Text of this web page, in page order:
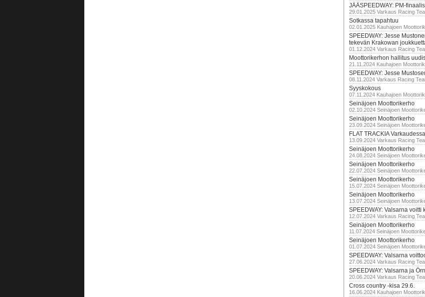
JÄÄSPEEDWAY: PM-
29.01.2025 Varkaus Racing
Sotkassa tapahtuu
02.01.2025 Kauhajoen
SPEEDWAY: Jesse
tekevän Krakowan
01.12.2024 Varkaus Racing
Moottorikerhon hallitus
21.11.2024 Kauhajoen
SPEEDWAY: Jesse
08.11.2024 Varkaus Racing
Syyskokous
07.11.2024 Kauhajoen
Seinäjoen Moottorikerho
02.10.2024 Seinäjoen
Seinäjoen Moottorikerho
23.09.2024 Seinäjoen
FLAT TRACKIA Varkaudessa
13.09.2024 Varkaus Racing
Seinäjoen Moottorikerho
24.08.2024 Seinäjoen
Seinäjoen Moottorikerho
22.07.2024 Seinäjoen
Seinäjoen Moottorikerho
15.07.2024 Seinäjoen
Seinäjoen Moottorikerho
13.07.2024 Seinäjoen
SPEEDWAY: Valsarna voitti
12.07.2024 Varkaus Racing
Seinäjoen Moottorikerho
11.07.2024 Seinäjoen
Seinäjoen Moottorikerho
01.07.2024 Seinäjoen
SPEEDWAY: Valsarna
27.06.2024 Varkaus Racing
SPEEDWAY: Valsarna ja
20.06.2024 Varkaus Racing
Cross country -kisa 29.6.
16.06.2024 Kauhajoen